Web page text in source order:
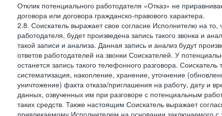
Отклик потенциального работодателя «Отказ» не
договора или договора гражданско-правового характера.
2.8. Соискатель выражает свое согласие Исполнителю на
работодателя, будет произведена запись такого звонка и
такой записи и анализа. Данная запись и анализ будут
ответов работодателей на звонки Соискателей. У
останется запись такого телефонного разговора.
систематизация, накопление, хранение, уточнение
уничтожение) факта отказа/приглашения на работу, дату и
данных, озвученных им при разговоре с потенциальным
таких средств. Также настоящим Соискатель выражает
привлекаемому Исполнителем на основании заключаемого